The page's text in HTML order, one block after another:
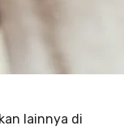
lainnya di